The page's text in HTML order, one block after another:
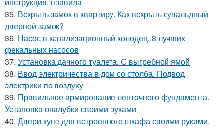
35. Вскрыть замок в квартиру. Как вскрыть сувальдный
дверной замок?
36. Насос в канализационный колодец. 8 лучших
фекальных насосов
37. Установка дачного туалета. С выгребной ямой
38. Ввод электричества в дом со столба. Подвод
электрики по воздуху
39. Правильное армирование ленточного фундамента.
Установка опалубки своими руками
40. Двери купе для встроенного шкафа своими руками.